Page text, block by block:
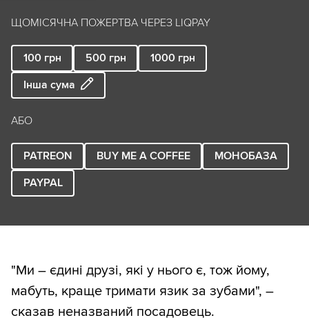
ЩОМІСЯЧНА ПОЖЕРТВА ЧЕРЕЗ LIQPAY
100 грн 500 грн 1000 грн
Інша сума
АБО
PATREON BUY ME A COFFEE
МОНОБАЗА
PAYPAL
"Ми – єдині друзі, які у нього є, тож йому,
мабуть, краще тримати язик за зубами", –
сказав неназваний посадовець.